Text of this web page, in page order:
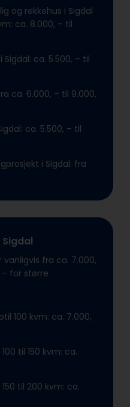
og rekkehus i Sigdal
ca. 8.000, – til
ca. 5.500, – til
ca. 6.000, – til 9.000,
ca. 5.500, – til
i Sigdal: fra
fra ca. 7.000,
for større
100 kvm: ca. 7.000,
til 150 kvm: ca.
til 200 kvm: ca.